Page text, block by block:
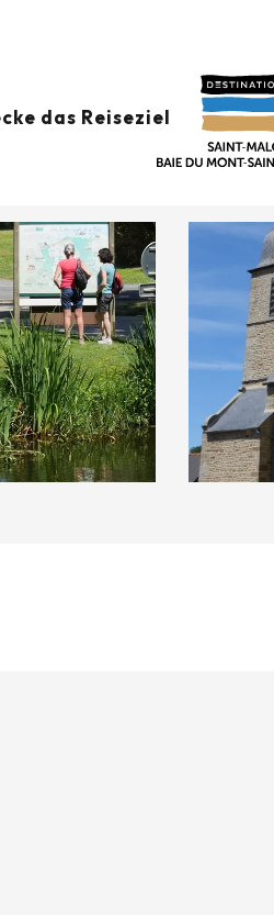
das Reiseziel
Anfahrt